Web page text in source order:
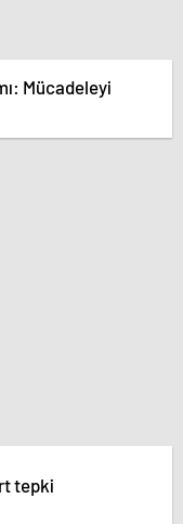
Mücadeleyi
tepki